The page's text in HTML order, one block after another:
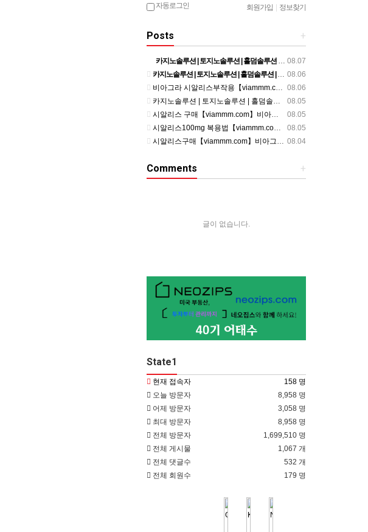
자동로그인 회원가입 정보찾기
+
Posts
08.07
카지노솔루션 | 토지노솔루션 | 홀덤솔루션 | 파워볼솔루션 | 모아솔루션
08.06
카지노솔루션 | 토지노솔루션 | 홀덤솔루션 | 파워볼솔루션 | 모아솔루션
08.06
비아그라 시알리스부작용【viammm.com】비아그라 구입 정품비아그라 시알리스발기부전
08.05
카지노솔루션 | 토지노솔루션 | 홀덤솔루션 | 파워볼솔루션 | 모아솔루션
08.05
시알리스 구매【viammm.com】비아그라 후기 시알리스 파는곳
08.05
시알리스100mg 복용법【viammm.com】비아그라 구입 시알리스20mg 복용법
08.04
시알리스구매【viammm.com】비아그라처방전없이구입
+
Comments
글이 없습니다.
State1
현재 접속자
158 명
오늘 방문자
8,958 명
어제 방문자
3,058 명
최대 방문자
8,958 명
전체 방문자
1,699,510 명
전체 게시물
1,067 개
전체 댓글수
532 개
전체 회원수
179 명